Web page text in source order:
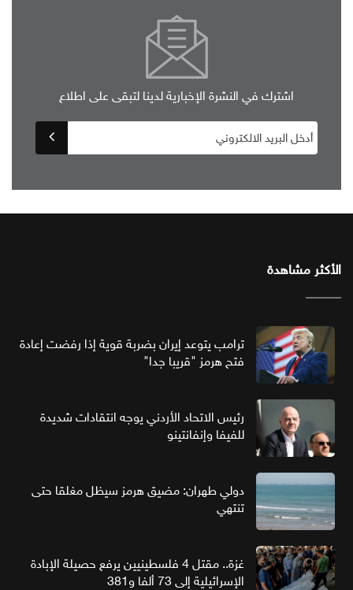
اشترك في النشرة الإخبارية لدينا لتبقى على اطلاع
الأكثر مشاهدة
ترامب يتوعد إيران بضربة قوية إذا رفضت إعادة
فتح هرمز "قريبا جدا"
رئيس الاتحاد الأردني يوجه انتقادات شديدة
للفيفا وإنفانتينو
دولي طهران: مضيق هرمز سيظل مغلقا حتى
تنتهي
غزة.. مقتل 4 فلسطينيين يرفع حصيلة الإبادة
الإسرائيلية إلى 73 ألفا و381